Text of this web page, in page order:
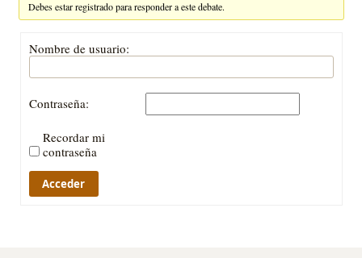
Debes estar registrado para responder a este debate.
Nombre de usuario:
Contraseña:
Recordar mi
contraseña
Acceder